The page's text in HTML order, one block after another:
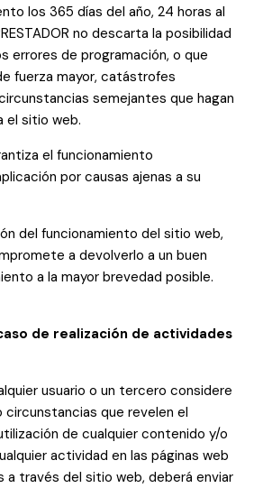
los 365 días del año, 24 horas al
no descarta la posibilidad
errores de programación, o que
fuerza mayor, catástrofes
semejantes que hagan
el sitio web.
el funcionamiento
por causas ajenas a su
del funcionamiento del sitio web,
a devolverlo a un buen
a la mayor brevedad posible.
de realización de actividades
usuario o un tercero considere
que revelen el
de cualquier contenido y/o
actividad en las páginas web
a través del sitio web, deberá enviar